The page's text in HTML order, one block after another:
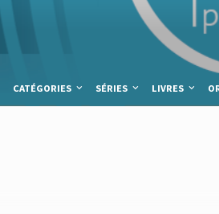
CATÉGORIES SÉRIES LIVRES